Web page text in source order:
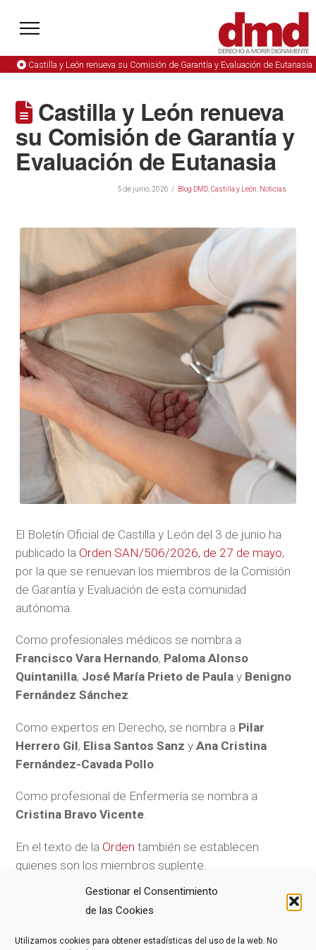
Gestionar el Consentimiento
de las Cookies
Utilizamos cookies para obtener estadísticas del uso de la web. No
Castilla y León renueva su Comisión de Garantía y Evaluación de Eutanasia
Castilla y León renueva
su Comisión de Garantía y
Evaluación de Eutanasia
5 de junio, 2026 Blog DMD, Castilla y León Noticias
El Boletín Oficial de Castilla y León del 3 de junio ha
publicado la Orden SAN/506/2026, de 27 de mayo,
por la que se renuevan los miembros de la Comisión
de Garantía y Evaluación de esta comunidad
autónoma.
Como profesionales médicos se nombra a
Francisco Vara Hernando, Paloma Alonso
Quintanilla, José María Prieto de Paula y Benigno
Fernández Sánchez.
Como expertos en Derecho, se nombra a Pilar
Herrero Gil, Elisa Santos Sanz yAna Cristina
Fernández-Cavada Pollo
Como profesional de Enfermería se nombra a
Cristina Bravo Vicente.
En el texto de la Orden también se establecen
quienes son los miembros suplente.
COMPARTE ESTE ARTÍCULO